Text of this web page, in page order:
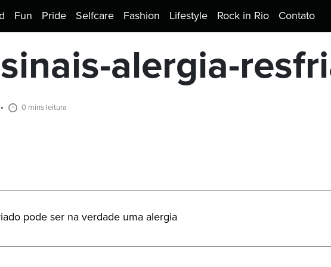
Fun Pride Selfcare Fashion Lifestyle Rock in Rio Contato
sinais-alergia-
0 mins leitura
pode ser na verdade uma alergia